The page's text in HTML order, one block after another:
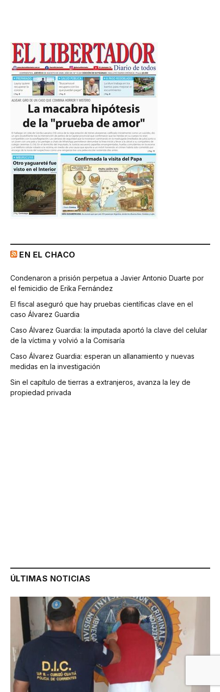
EN EL CHACO
Condenaron a prisión perpetua a Javier Antonio Duarte por
el femicidio de Erika Fernández
El fiscal aseguró que hay pruebas científicas clave en el
caso Álvarez Guardia
Caso Álvarez Guardia: la imputada aportó la clave del celular
de la víctima y volvió a la Comisaría
Caso Álvarez Guardia: esperan un allanamiento y nuevas
medidas en la investigación
Sin el capítulo de tierras a extranjeros, avanza la ley de
propiedad privada
ÚLTIMAS NOTICIAS